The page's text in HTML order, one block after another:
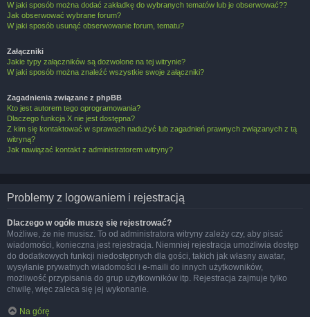
W jaki sposób można dodać zakładkę do wybranych tematów lub je obserwować??
Jak obserwować wybrane forum?
W jaki sposób usunąć obserwowanie forum, tematu?
Załączniki
Jakie typy załączników są dozwolone na tej witrynie?
W jaki sposób można znaleźć wszystkie swoje załączniki?
Zagadnienia związane z phpBB
Kto jest autorem tego oprogramowania?
Dlaczego funkcja X nie jest dostępna?
Z kim się kontaktować w sprawach nadużyć lub zagadnień prawnych związanych z tą
witryną?
Jak nawiązać kontakt z administratorem witryny?
Problemy z logowaniem i rejestracją
Dlaczego w ogóle muszę się rejestrować?
Możliwe, że nie musisz. To od administratora witryny zależy czy, aby pisać
wiadomości, konieczna jest rejestracja. Niemniej rejestracja umożliwia dostęp
do dodatkowych funkcji niedostępnych dla gości, takich jak własny awatar,
wysyłanie prywatnych wiadomości i e-maili do innych użytkowników,
możliwość przypisania do grup użytkowników itp. Rejestracja zajmuje tylko
chwilę, więc zaleca się jej wykonanie.
Na górę